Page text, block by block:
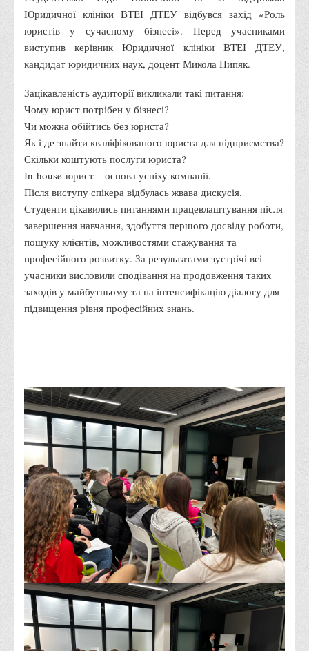
Адміністрація
Обліково-фінансовий
Економіки, менеджменту та права
Кафедри
Маркетингу та реклами
Товарознавства, експертизи та торговельного
підприємництва
Туризму та готельно-ресторанної справи
Менеджменту та публічного управління
Інноваційної економіки та цифрових технологій
Іноземної філології та перекладу
Відділи
Реклами та зв'язків з громадськістю
Наукової роботи та міжнародної співпраці
Здобутки студентів
Матеріали наукових конференцій та вебінарів
Міжнародна діяльність
Закордонні партнери
Програми подвійного диплому
Програми стажування (міжнародна практика)
Міжнародні проєкти
Корисні посилання
Юридичної клініки ВТЕІ ДТЕУ відбувся захід «Роль
юристів у сучасному бізнесі». Перед учасниками
виступив керівник Юридичної клініки ВТЕІ ДТЕУ,
кандидат юридичних наук, доцент Микола Пипяк.
Зацікавленість аудиторії викликали такі питання:
Чому юрист потрібен у бізнесі?
Чи можна обійтись без юриста?
Як і де знайти кваліфікованого юриста для підприємства?
Скільки коштують послуги юриста?
Іn-house-юрист – основа успіху компанії.
Після виступу спікера відбулась жвава дискусія.
Студенти цікавились питаннями працевлаштування після
завершення навчання, здобуття першого досвіду роботи,
пошуку клієнтів, можливостями стажування та
професійного розвитку. За результатами зустрічі всі
учасники висловили сподівання на продовження таких
заходів у майбутньому та на інтенсифікацію діалогу для
підвищення рівня професійних знань.